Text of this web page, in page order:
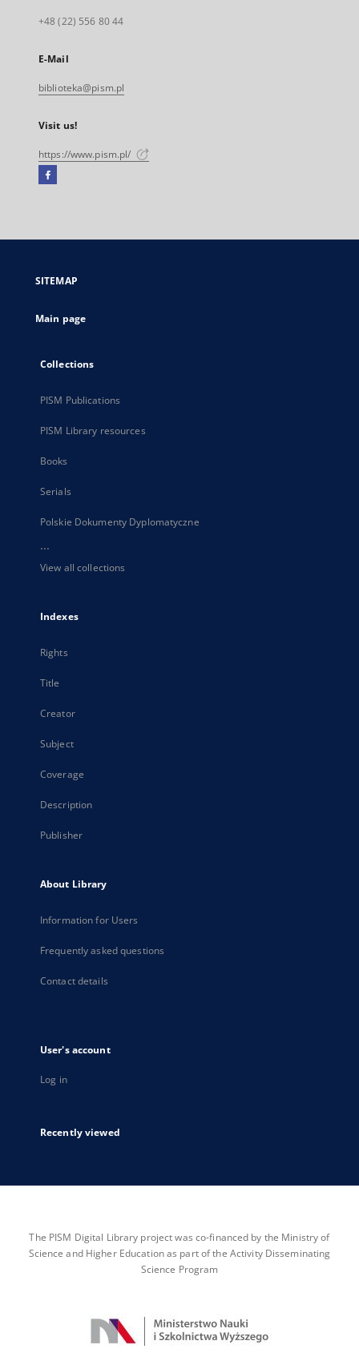
+48 (22) 556 80 44
E-Mail
biblioteka@pism.pl
Visit us!
https://www.pism.pl/
Facebook
open
new
SITEMAP
Main page
Collections
PISM Publications
PISM Library resources
Books
Serials
Polskie Dokumenty Dyplomatyczne
...
View all collections
Indexes
Rights
Title
Creator
Subject
Coverage
Description
Publisher
About Library
Information for Users
Frequently asked questions
Contact details
User's account
Log in
Recently viewed
The PISM Digital Library project was co-financed by the Ministry of
Science and Higher Education as part of the Activity Disseminating
Science Program